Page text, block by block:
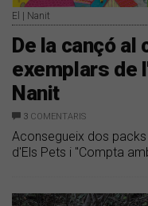
El | Nanit
De la cançó
exemplars de
Nanit
3 COMENTARIS
Aconsegueix dos
d'Els Pets i "Compta